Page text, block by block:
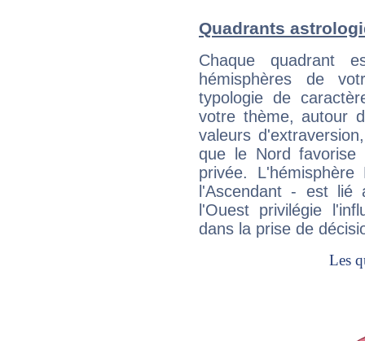
Quadrants
Chaque quadrant
hémisphères de
typologie de
votre thème, autour
valeurs
que le Nord favorise
privée.
l'Ascendant - est
l'Ouest privilégie
dans la prise de